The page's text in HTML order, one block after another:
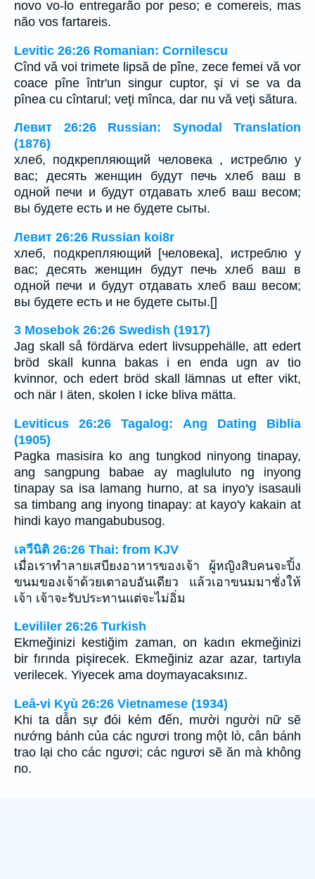
novo vo-lo entregarão por peso; e comereis, mas
não vos fartareis.
Levitic 26:26 Romanian: Cornilescu
Cînd vă voi trimete lipsă de pîne, zece femei vă vor
coace pîne într'un singur cuptor, şi vi se va da
pînea cu cîntarul; veţi mînca, dar nu vă veţi sătura.
Левит 26:26 Russian: Synodal Translation
(1876)
хлеб, подкрепляющий человека , истреблю у
вас; десять женщин будут печь хлеб ваш в
одной печи и будут отдавать хлеб ваш весом;
вы будете есть и не будете сыты.
Левит 26:26 Russian koi8r
хлеб, подкрепляющий [человека], истреблю у
вас; десять женщин будут печь хлеб ваш в
одной печи и будут отдавать хлеб ваш весом;
вы будете есть и не будете сыты.[]
3 Mosebok 26:26 Swedish (1917)
Jag skall så fördärva edert livsuppehälle, att edert
bröd skall kunna bakas i en enda ugn av tio
kvinnor, och edert bröd skall lämnas ut efter vikt,
och när I äten, skolen I icke bliva mätta.
Leviticus 26:26 Tagalog: Ang Dating Biblia
(1905)
Pagka masisira ko ang tungkod ninyong tinapay,
ang sangpung babae ay magluluto ng inyong
tinapay sa isa lamang hurno, at sa inyo'y isasauli
sa timbang ang inyong tinapay: at kayo'y kakain at
hindi kayo mangabubusog.
เลวีนิติ 26:26 Thai: from KJV
เมื่อเราทำลายเสบียงอาหารของเจ้า ผู้หญิงสิบคนจะปิ้ง
ขนมของเจ้าด้วยเตาอบอันเดียว แล้วเอาขนมมาชั่งให้
เจ้า เจ้าจะรับประทานแต่จะไม่อิ่ม
Levililer 26:26 Turkish
Ekmeğinizi kestiğim zaman, on kadın ekmeğinizi
bir fırında pişirecek. Ekmeğiniz azar azar, tartıyla
verilecek. Yiyecek ama doymayacaksınız.
Leâ-vi Kyù 26:26 Vietnamese (1934)
Khi ta dẫn sự đói kém đến, mười người nữ sẽ
nướng bánh của các ngươi trong một lò, cân bánh
trao lại cho các ngươi; các ngươi sẽ ăn mà không
no.